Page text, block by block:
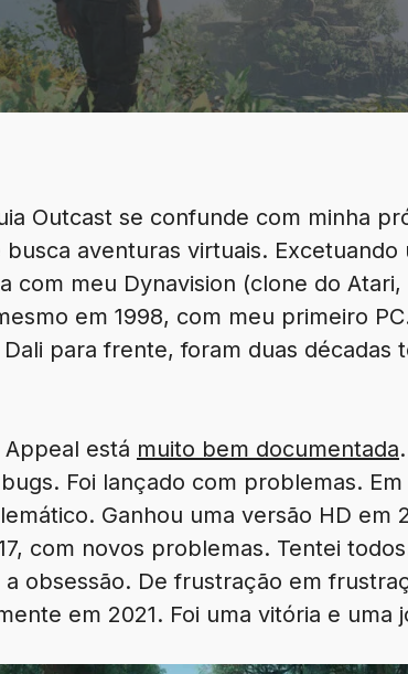
Outcast se confunde com minha
aventuras virtuais.
com meu Dynavision (clone do
em 1998, com meu primeiro
para frente, foram duas décadas
está muito bem documentada
Foi lançado com problemas.
Ganhou uma versão HD em
com novos problemas. Tentei
obsessão. De frustração em
em 2021. Foi uma vitória e uma